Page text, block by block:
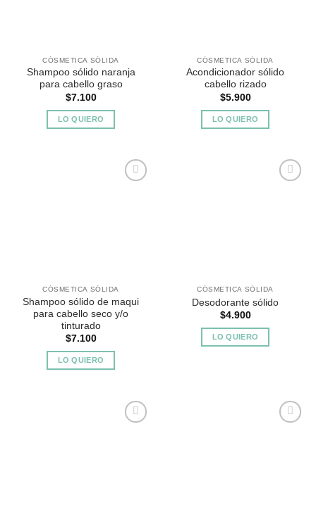
CÓSMETICA SÓLIDA
Shampoo sólido naranja
para cabello graso
$7.100
LO QUIERO
CÓSMETICA SÓLIDA
Acondicionador sólido
cabello rizado
$5.900
LO QUIERO
CÓSMETICA SÓLIDA
Shampoo sólido de maqui
para cabello seco y/o
tinturado
$7.100
LO QUIERO
CÓSMETICA SÓLIDA
Desodorante sólido
$4.900
LO QUIERO